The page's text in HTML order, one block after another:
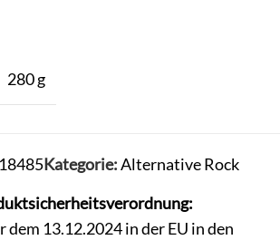
280 g
Kategorie:Alternative Rock
13.12.2024 in der EU in den